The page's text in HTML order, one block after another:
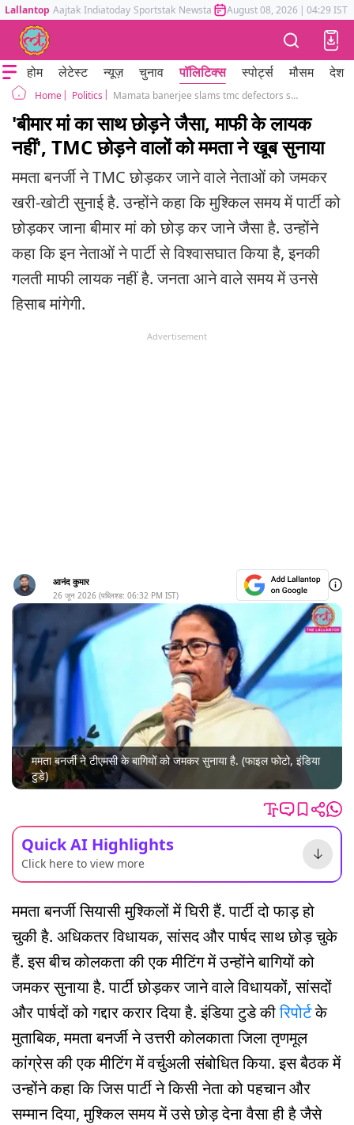
Lallantop Aajtak Indiatoday Sportstak Newstak Mumbai Tak Astrotak
August 08, 2026 | 04:29 IST
होम लेटेस्ट न्यूज़ चुनाव पॉलिटिक्स स्पोर्ट्स मौसम देश
Home Politics Mamata banerjee slams tmc defectors said betraying party like abandoning mother
'बीमार मां का साथ छोड़ने जैसा, माफी के लायक
नहीं', TMC छोड़ने वालों को ममता ने खूब सुनाया
ममता बनर्जी ने TMC छोड़कर जाने वाले नेताओं को जमकर
खरी-खोटी सुनाई है. उन्होंने कहा कि मुश्किल समय में पार्टी को
छोड़कर जाना बीमार मां को छोड़ कर जाने जैसा है. उन्होंने
कहा कि इन नेताओं ने पार्टी से विश्वासघात किया है, इनकी
गलती माफी लायक नहीं है. जनता आने वाले समय में उनसे
हिसाब मांगेगी.
Advertisement
आनंद कुमार
26 जून 2026 (पब्लिश्ड: 06:32 PM IST)
ममता बनर्जी ने टीएमसी के बागियों को जमकर सुनाया है. (फाइल फोटो, इंडिया
टुडे)
Quick AI Highlights
Click here to view more
ममता बनर्जी सियासी मुश्किलों में घिरी हैं. पार्टी दो फाड़ हो
चुकी है. अधिकतर विधायक, सांसद और पार्षद साथ छोड़ चुके
हैं. इस बीच कोलकता की एक मीटिंग में उन्होंने बागियों को
जमकर सुनाया है. पार्टी छोड़कर जाने वाले विधायकों, सांसदों
और पार्षदों को गद्दार करार दिया है. इंडिया टुडे कीरिपोर्टके
मुताबिक, ममता बनर्जी ने उत्तरी कोलकाता जिला तृणमूल
कांग्रेस की एक मीटिंग में वर्चुअली संबोधित किया. इस बैठक में
उन्होंने कहा कि जिस पार्टी ने किसी नेता को पहचान और
सम्मान दिया, मुश्किल समय में उसे छोड़ देना वैसा ही है जैसे